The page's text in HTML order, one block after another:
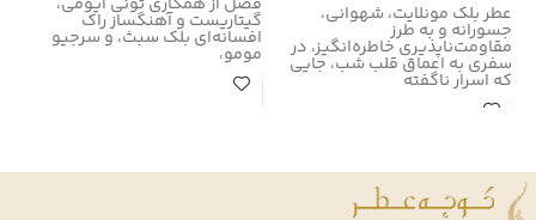
عطر بلک مونلایت، شهوانی،
جسورانه و به طرز
مقاومت‌ناپذیری خاطره‌انگیز، در
سفری به اعماق قلب شب، جایی
که اسرار ناگفته
گیتاریست و آهنگساز راک
افسانه‌ای بلک سبث، و سرجیو
مومو،